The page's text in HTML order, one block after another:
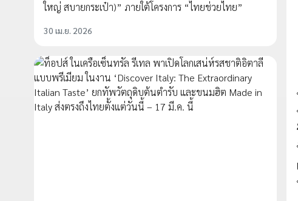
ใหญ่ สบายกระเป๋า)” ภายใต้โครงการ “ไทยช่วยไทย”
30 เม.ย. 2026